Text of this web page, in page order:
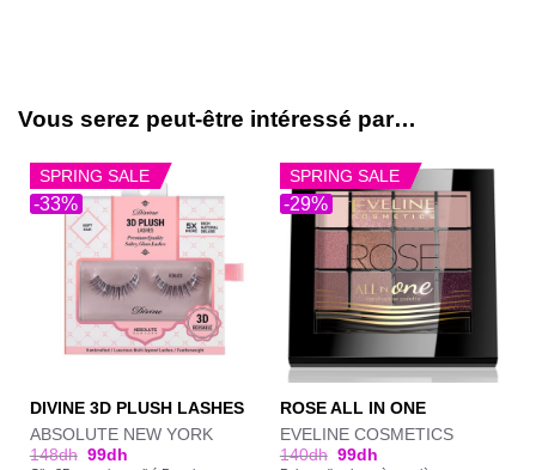
Vous serez peut-être intéressé par…
-33%
SPRING SALE
DIVINE 3D PLUSH LASHES
ABSOLUTE NEW YORK
148dh 99dh
-29%
SPRING SALE
ROSE ALL IN ONE
EVELINE COSMETICS
140dh 99dh